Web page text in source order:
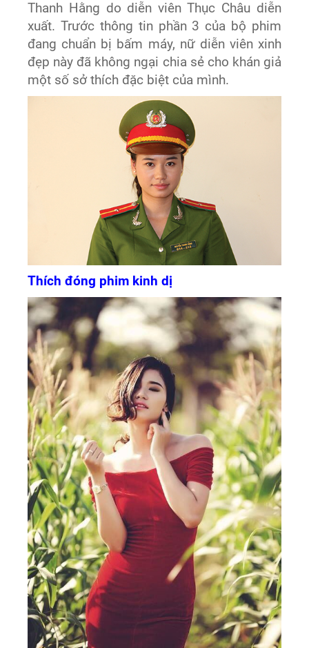
Thanh Hằng do diễn viên Thục Châu diễn
xuất. Trước thông tin phần 3 của bộ phim
đang chuẩn bị bấm máy, nữ diễn viên xinh
đẹp này đã không ngại chia sẻ cho khán giả
một số sở thích đặc biệt của mình.
Thích đóng phim kinh dị